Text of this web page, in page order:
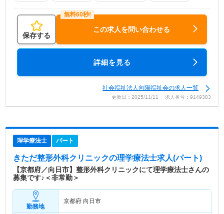
保存する
この求人を問い合わせる
詳細を見る
社会福祉法人向陽福祉会の求人一覧
更新日：2025/11/11 求人番号：9149383
理学療法士 パート
きただ整形外科クリニックの理学療法士求人(パート)
【京都府／向日市】整形外科クリニックにて理学療法士さんの
募集です♪＜非常勤＞
勤務地
京都府 向日市